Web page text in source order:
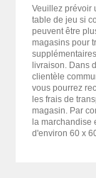
Veuillez prévoir
table de jeu si
peuvent être
magasins pour
livraison. Dans
clientèle
vous pourrez
les frais de
magasin. Par
la marchandise
d'environ 60 x